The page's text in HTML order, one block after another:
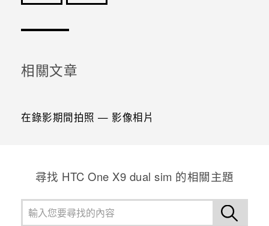
相關文章
在錄影期間拍照 — 影像相片
尋找 HTC One X9 dual sim 的相關主題